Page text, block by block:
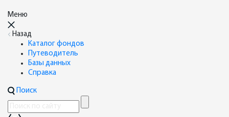
Меню
Назад
Каталог фондов
Путеводитель
Базы данных
Справка
Поиск